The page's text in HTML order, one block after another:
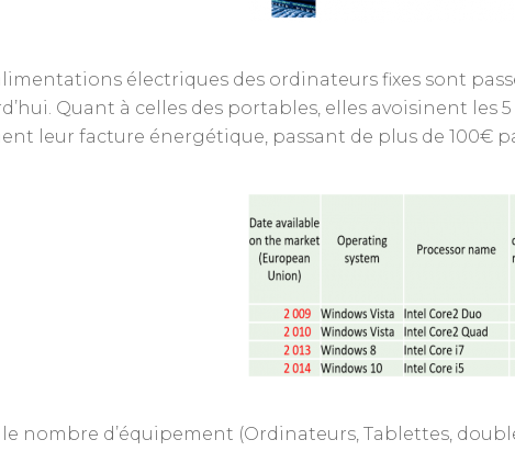
électriques des ordinateurs fixes sont
Quant à celles des portables, elles avoisinent les
leur facture énergétique, passant de plus de 100€
nombre d’équipement (Ordinateurs, Tablettes,